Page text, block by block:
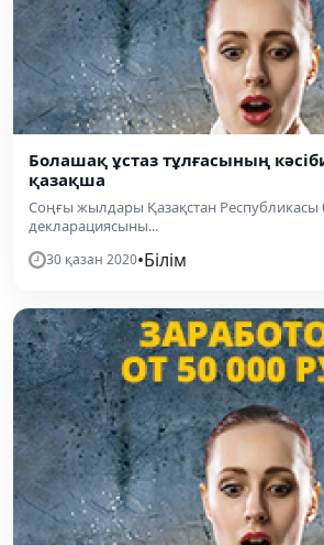
Болашақ ұстаз тұлғасының
қазақша
Соңғы жылдары Қазақстан Республикасы
декларациясыны...
30 қазан 2020•Білім